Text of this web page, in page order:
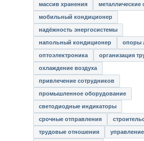
массив хранения металлические
мобильный кондиционер
надёжность энергосистемы
напольный кондиционер опоры
оптоэлектроника организация
охлаждение воздуха
привлечение сотрудников
промышленное оборудование
светодиодные индикаторы
срочные отправления
трудовые отношения